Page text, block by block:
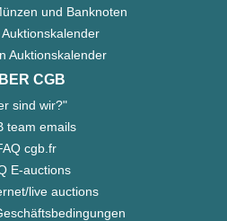
und Banknoten
Auktionskalender
CGB
sind wir?"
team emails
cgb.fr
E-auctions
live auctions